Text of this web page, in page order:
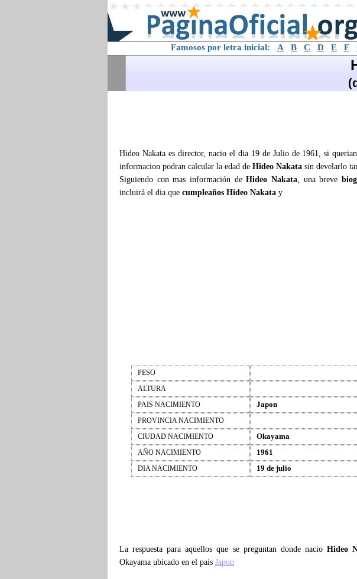
Famosos por letra inicial: A B C D E F
Hideo Nakata es director, nacio el dia 19 de Julio de 1961, si
informacion podran calcular la edad de Hideo Nakata sin develarlo
Siguiendo con mas información deHideo Nakata, una breve
incluirá el dia que cumpleaños Hideo Nakata y
PESO
ALTURA
PAIS NACIMIENTO
Japon
PROVINCIA NACIMIENTO
CIUDAD NACIMIENTO
Okayama
AÑO NACIMIENTO 1961
DIA NACIMIENTO 19 de julio
La respuesta para aquellos que se preguntan donde nacio Hideo
Okayama ubicado en el pais Japon